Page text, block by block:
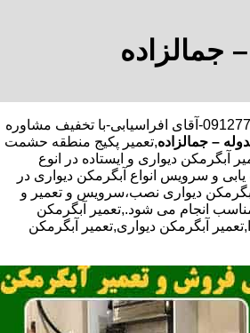
جمالزاده
,09127783292-آقای افراسیابی-با تخفیف مشاوره
– جمالزاده,تعمیر پکیج منطقه حشمت
دیواری و ایستاده در انوع
و سرویس انواع آبگرمکن دیواری در
دیواری نصب،سرویس و تعمیر و
انجام می شود.,تعمیر آبگرمکن
آبگرمکن دیواری,تعمیر آبگرمکن